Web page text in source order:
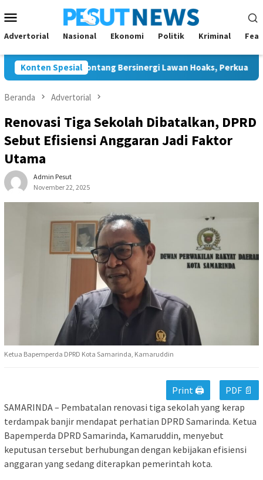
ke
kontenMobile
Advertorial Nasional Ekonomi Politik Kriminal
Konten Spesial
dan JMSI Bontang Bersinergi Lawan Hoaks, Perkuat
Beranda Advertorial
Renovasi Tiga Sekolah Dibatalkan, DPRD
Sebut Efisiensi Anggaran Jadi Faktor
Utama
Admin Pesut
November 22, 2025
Ketua Bapemperda DPRD Kota Samarinda, Kamaruddin
Print 🖨
PDF 📄
SAMARINDA – Pembatalan renovasi tiga sekolah yang kerap
terdampak banjir mendapat perhatian DPRD Samarinda. Ketua
Bapemperda DPRD Samarinda, Kamaruddin, menyebut
keputusan tersebut berhubungan dengan kebijakan efisiensi
anggaran yang sedang diterapkan pemerintah kota.